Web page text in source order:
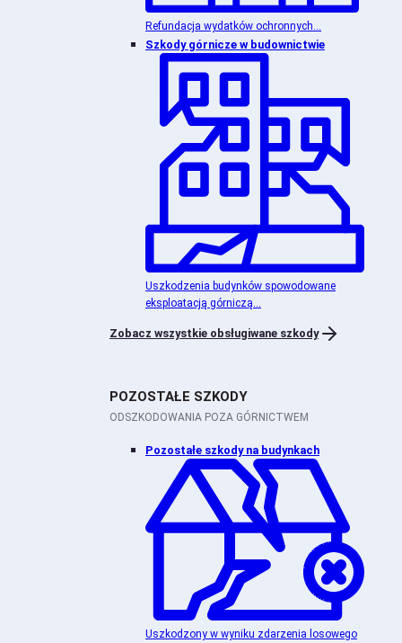
Refundacja wydatków ochronnych...
Szkody górnicze w budownictwie
Uszkodzenia budynków spowodowane
eksploatacją górniczą...
Zobacz wszystkie obsługiwane szkody
POZOSTAŁE SZKODY
ODSZKODOWANIA POZA GÓRNICTWEM
Pozostałe szkody na budynkach
Uszkodzony w wyniku zdarzenia losowego